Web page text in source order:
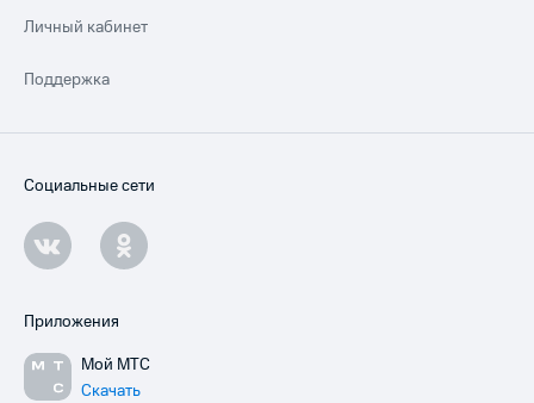
Личный кабинет
Поддержка
Социальные сети
Приложения
Мой МТС
Скачать